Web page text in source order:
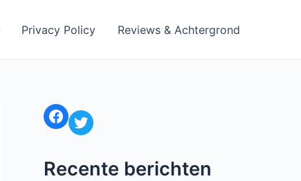
Privacy Policy Reviews & Achtergrond
Facebook Twitter
Recente berichten